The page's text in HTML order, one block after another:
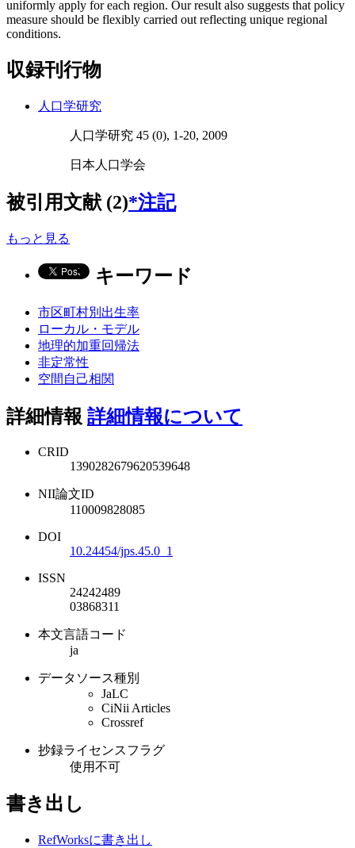
uniformly apply for each region. Our result also suggests that policy
measure should be flexibly carried out reflecting unique regional
conditions.
収録刊行物
人口学研究
人口学研究 45 (0), 1-20, 2009
日本人口学会
被引用文献 (2)*注記
もっと見る
キーワード
市区町村別出生率
ローカル・モデル
地理的加重回帰法
非定常性
空間自己相関
詳細情報 詳細情報について
CRID
1390282679620539648
NII論文ID
110009828085
DOI
10.24454/jps.45.0_1
ISSN
24242489
03868311
本文言語コード
ja
データソース種別
JaLC
CiNii Articles
Crossref
抄録ライセンスフラグ
使用不可
書き出し
RefWorksに書き出し